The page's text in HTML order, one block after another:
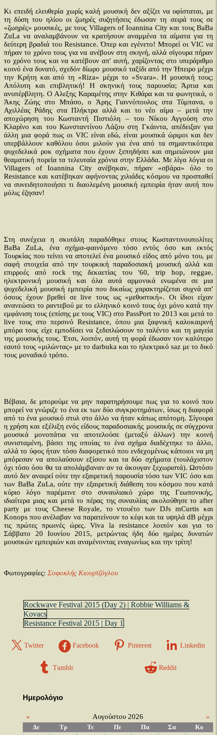
Κι επειδή ελευθερία χωρίς καλή μουσική δεν αξίζει να υφίσταται, με
τη δύση του ηλίου οι ζωηρές συζητήσεις έδωσαν τη σειρά τους σε
«ζωηρές» μουσικές, με τους Villagers of Ioannina City και τους BaBa
ZuLa να αναλαμβάνουν να κρατήσουν αναμμένα τα αίματα για τη
δεύτερη βραδιά του Resistance. Όπερ και εγένετο! Μπορεί οι VIC να
πήραν το χρόνο τους για να ανέβουν στη σκηνή, αλλά σίγουρα πήραν
το χρόνο τους και να κατέβουν απ' αυτή, χαρίζοντας στο υπεράριθμο
κοινό ένα δυνατό, σχεδόν δίωρο μουσικό ταξίδι από την Ήπειρο μέχρι
την Κρήτη και από τη «Riza» μέχρι το «Svara». Η μουσική τους;
Απόλυτη και επιβλητική! Η σκηνική τους παρουσία; Άρτια και
ανυπέρβλητη. Ο Αλεξης Καραμέτης στην Κιθάρα και τα φωνητικά, ο
Άκης Ζώης στο Μπάσο, ο Άρης Γιαννόπουλος στα Τύμπανα, ο
Αχιλλέας Ράδης στα Πλήκτρα αλλά και το νέο αίμα – μετά την
αποχώρηση του Κωσταντή Πιστιόλη – του Νίκου Αγγούση στο
Κλαρίνο και του Κωνσταντίνου Λάζου στη Γκάιντα, απέδειξαν για
άλλη μια φορά πως οι VIC είναι εδώ, είναι μουσικά ώριμοι και δεν
υπερβάλλουν καθόλου όσοι μιλούν για ένα από τα σημαντικότερα
ψυχεδελικά ροκ σχήματα που έχουν ξεπηδήσει και σημειώνουν μια
θεαματική πορεία τα τελευταία χρόνια στην Ελλάδα. Με λίγα λόγια οι
Villagers of Ioannina City ανέβηκαν, πήραν «σβάρα» όλο το
Resistance και κατέβηκαν αφήνοντας χιλιάδες κόσμου να προσπαθεί
να συνειδητοποιήσει τι διαολεμένη μουσική εμπειρία ήταν αυτή που
μόλις έζησαν!
Στη συνέχεια η σκυτάλη παραδόθηκε στους Κωσταντινουπολίτες
BaBa ZuLa, ένα σχήμα-φαινόμενο τόσο εντός όσο και εκτός
Τουρκίας που τείνει να αποτελεί ένα μουσικό είδος από μόνο του, με
σαφή στοιχεία από την τουρκική παραδοσιακή μουσική αλλά και
επιρροές από rock της δεκαετίας του '60, trip hop, reggae,
ηλεκτρονική μουσική και όλα αυτά αρμονικά ενωμένα σε μια
ψυχεδελική μουσική εμπειρία που δικαίως χαρακτηρίζεται συχνά απ'
όσους έχουν βρεθεί σε live τους ως «μεθυστική». Οι ίδιοι είχαν
ανανεώσει το ραντεβού με το ελληνικό κοινό τους όχι μόνο κατά την
εμφάνιση τους (επίσης με τους VIC) στο PassPort το 2013 και μετά το
live τους στο περσινό Resistance, όπου μια ξαφνική καλοκαιρινή
μπόρα τους είχε εμποδίσει να ξεδιπλώσουν το ταλέντο και τη μαγεία
της μουσικής τους. Έτσι, λοιπόν, αυτή τη φορά έδωσαν τον καλύτερο
εαυτό τους «μιλώντας» με το darbuka και το ηλεκτρικό saz με το δικό
τους μοναδικό τρόπο.
Βέβαια, δε μπορούμε να μην παρατηρήσουμε πως για το κοινό που
μπορεί να γνώριζε το ένα εκ των δύο συγκροτημάτων, ίσως η διαφορά
από το ένα μουσικό στυλ στο άλλο να ήταν κάπως απότομη. Σίγουρα
η χρήση και εξέλιξη ενός είδους παραδοσιακής μουσικής σε σύγχρονα
μουσικά μονοπάτια να αποτελούσε (μεταξύ άλλων) την κοινή
συνισταμένη, βάσει της οποίας το ένα σχήμα διαδέχτηκε το άλλο,
αλλά το ύφος ήταν τόσο διαφορετικό που ενδεχομένως κάποιοι να μη
μπόρεσαν να απολαύσουν εξίσου και τα δύο σχήματα (τουλάχιστον
όχι τόσο όσο θα τα απολάμβαναν αν τα άκουγαν ξεχωριστά). Ωστόσο
αυτό δεν αναιρεί ούτε την εξαιρετική παρουσία τόσο των VIC όσο και
των BaBa ZuLa, ούτε την εξαιρετική διάθεση του κόσμου που κατά
κύριο λόγο παρέμεινε στο συναυλιακό χώρο της Γεωπονικής,
ιδιαίτερα μιας και μετά το πέρας της συναυλίας ακολούθησε το after
party με τους Cheese Royale, το ντουέτο των DJs mCurtis και
Konops που ανέλαβαν να παρατείνουν το κέφι και τα υψηλά dB μέχρι
τις πρώτες πρωινές ώρες. Viva la resistance λοιπόν και για το
Σάββατο 20 Ιουνίου 2015, μετρώντας ήδη δύο ημέρες δυνατών
μουσικών εμπειριών και αναμένοντας εναγωνίως και την τρίτη!
Φωτογραφίες: Σοφοκλής Κιουρτζόγλου
Rockwave Festival 2015 (Day 2) | Robbie Williams &
Kovacs
Resistance Festival 2015 | Day 1
Twitter Facebook Pinterest Linkedin
Tumblr Reddit
Ημερολόγιο
« Αυγούστου 2026 »
Δε Τρ Τε Πε Πα Σα
Κυ